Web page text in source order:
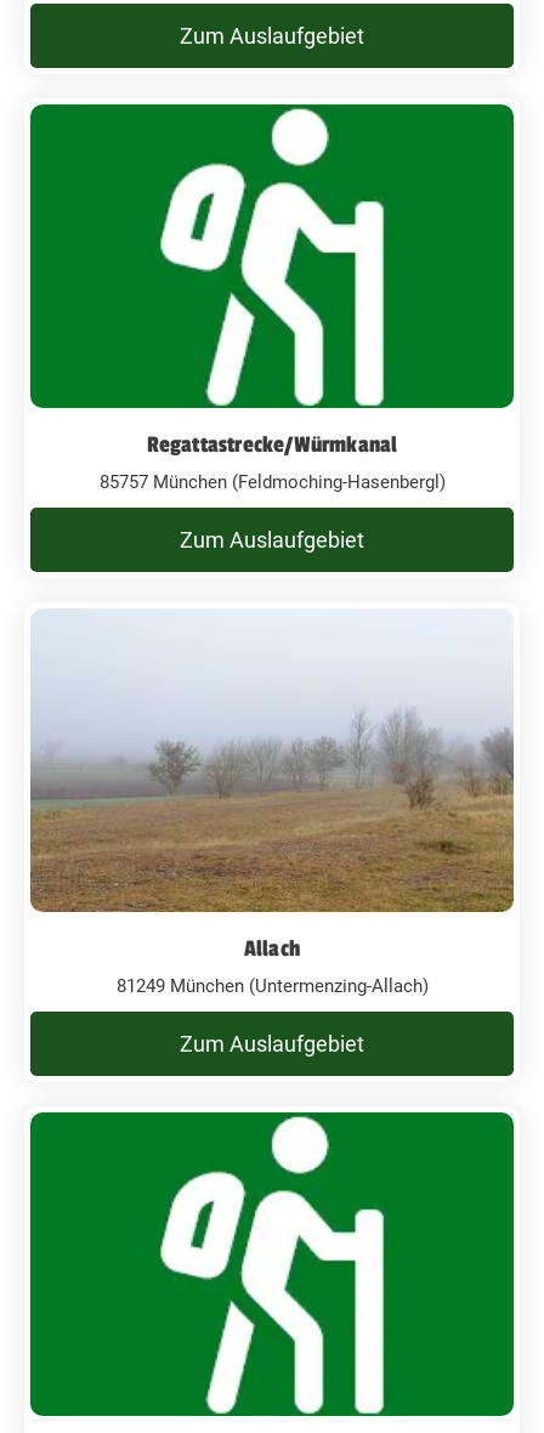
Zum Auslaufgebiet
Regattastrecke/Würmkanal
85757 München (Feldmoching-Hasenbergl)
Zum Auslaufgebiet
Allach
81249 München (Untermenzing-Allach)
Zum Auslaufgebiet